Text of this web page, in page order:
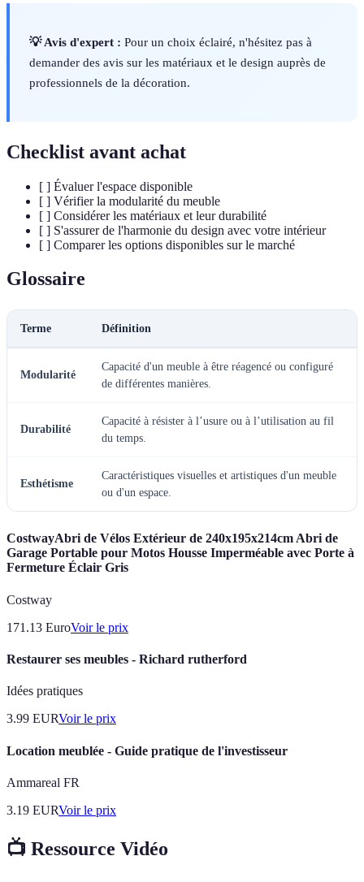
💡 Avis d'expert : Pour un choix éclairé, n'hésitez pas à
demander des avis sur les matériaux et le design auprès de
professionnels de la décoration.
Checklist avant achat
[ ] Évaluer l'espace disponible
[ ] Vérifier la modularité du meuble
[ ] Considérer les matériaux et leur durabilité
[ ] S'assurer de l'harmonie du design avec votre intérieur
[ ] Comparer les options disponibles sur le marché
Glossaire
Terme Définition
Modularité
Capacité d'un meuble à être réagencé ou configuré
de différentes manières.
Durabilité
Capacité à résister à l’usure ou à l’utilisation au fil
du temps.
Esthétisme
Caractéristiques visuelles et artistiques d'un meuble
ou d'un espace.
CostwayAbri de Vélos Extérieur de 240x195x214cm Abri de
Garage Portable pour Motos Housse Imperméable avec Porte à
Fermeture Éclair Gris
Costway
171.13 EuroVoir le prix
Restaurer ses meubles - Richard rutherford
Idées pratiques
3.99 EURVoir le prix
Location meublée - Guide pratique de l'investisseur
Ammareal FR
3.19 EURVoir le prix
📺 Ressource Vidéo